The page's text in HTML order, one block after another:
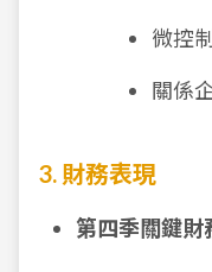
微控
關係
3. 財務表現
第四季關鍵財